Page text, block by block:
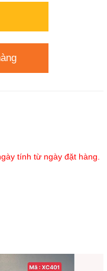
tính từ ngày đặt hàng.